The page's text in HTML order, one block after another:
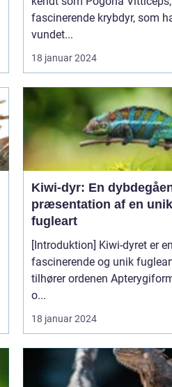
fascinerende krybdyr, som
vundet...
18 januar 2024
Kiwi-dyr: En
præsentation af en unik
fugleart
[Introduktion] Kiwi-dyret er
fascinerende og unik
tilhører ordenen
o...
18 januar 2024